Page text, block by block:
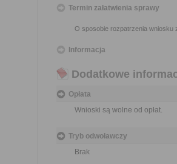
Termin załatwienia sprawy
O sposobie rozpatrzenia wniosku
Informacja
Dodatkowe
Opłata
Wnioski są wolne od opłat.
Tryb odwoławczy
Brak